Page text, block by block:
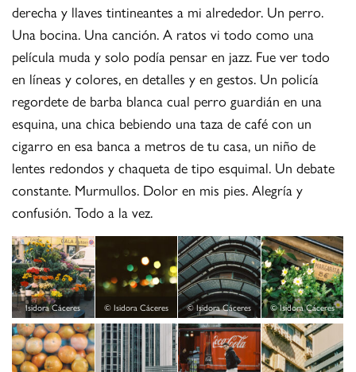
derecha y llaves tintineantes a mi alrededor. Un perro.
Una bocina. Una canción. A ratos vi todo como una
película muda y solo podía pensar en jazz. Fue ver todo
en líneas y colores, en detalles y en gestos. Un policía
regordete de barba blanca cual perro guardián en una
esquina, una chica bebiendo una taza de café con un
cigarro en esa banca a metros de tu casa, un niño de
lentes redondos y chaqueta de tipo esquimal. Un debate
constante. Murmullos. Dolor en mis pies. Alegría y
confusión. Todo a la vez.
Isidora Cáceres © Isidora Cáceres © Isidora Cáceres © Isidora Cáceres